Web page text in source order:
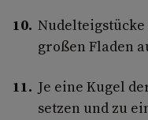
Nudelteigstücke
großen Fladen
Je eine Kugel
setzen und zu